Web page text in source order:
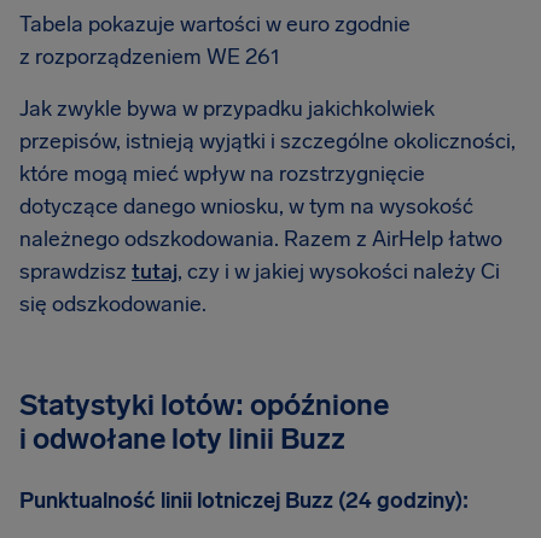
Tabela pokazuje wartości w euro zgodnie
z rozporządzeniem WE 261
Jak zwykle bywa w przypadku jakichkolwiek
przepisów, istnieją wyjątki i szczególne okoliczności,
które mogą mieć wpływ na rozstrzygnięcie
dotyczące danego wniosku, w tym na wysokość
należnego odszkodowania. Razem z AirHelp łatwo
sprawdzisz tutaj, czy i w jakiej wysokości należy Ci
się odszkodowanie.
Statystyki lotów: opóźnione
i odwołane loty linii Buzz
Punktualność linii lotniczej Buzz (24 godziny):